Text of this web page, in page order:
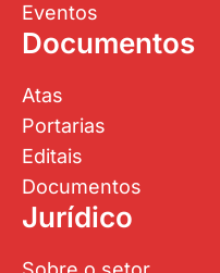
Eventos
Documentos
Atas
Portarias
Editais
Documentos
Jurídico